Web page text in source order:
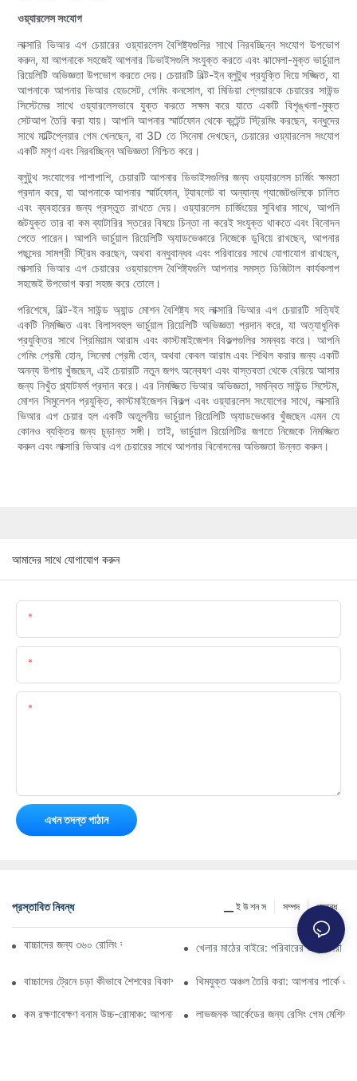
ওয়্যারলেস সংযোগ
লাক্সারি ভিআর এগ চেয়ারের ওয়্যারলেস বৈশিষ্ট্যগুলির সাথে নিরবচ্ছিন্ন সংযোগ উপভোগ
করুন, যা আপনাকে সহজেই আপনার ডিভাইসগুলি সংযুক্ত করতে এবং ঝামেলা-মুক্ত ভার্চুয়াল
রিয়েলিটি অভিজ্ঞতা উপভোগ করতে দেয়। চেয়ারটি বিল্ট-ইন ব্লুটুথ প্রযুক্তি দিয়ে সজ্জিত, যা
আপনাকে আপনার ভিআর হেডসেট, গেমিং কনসোল, বা মিডিয়া প্লেয়ারকে চেয়ারের সাউন্ড
সিস্টেমের সাথে ওয়্যারলেসভাবে যুক্ত করতে সক্ষম করে যাতে একটি বিশৃঙ্খলা-মুক্ত
সেটআপ তৈরি করা যায়। আপনি আপনার স্মার্টফোন থেকে কন্টেন্ট স্ট্রিমিং করছেন, বন্ধুদের
সাথে মাল্টিপ্লেয়ার গেম খেলছেন, বা 3D তে সিনেমা দেখছেন, চেয়ারের ওয়্যারলেস সংযোগ
একটি মসৃণ এবং নিরবচ্ছিন্ন অভিজ্ঞতা নিশ্চিত করে।
ব্লুটুথ সংযোগের পাশাপাশি, চেয়ারটি আপনার ডিভাইসগুলির জন্য ওয়্যারলেস চার্জিং ক্ষমতা
প্রদান করে, যা আপনাকে আপনার স্মার্টফোন, ট্যাবলেট বা অন্যান্য গ্যাজেটগুলিকে চালিত
এবং ব্যবহারের জন্য প্রস্তুত রাখতে দেয়। ওয়্যারলেস চার্জিংয়ের সুবিধার সাথে, আপনি
জটযুক্ত তার বা কম ব্যাটারির স্তরের বিষয়ে চিন্তা না করেই সংযুক্ত থাকতে এবং বিনোদন
পেতে পারেন। আপনি ভার্চুয়াল রিয়েলিটি অ্যাডভেঞ্চারে নিজেকে ডুবিয়ে রাখছেন, আপনার
পছন্দের সামগ্রী স্ট্রিম করছেন, অথবা বন্ধুবান্ধব এবং পরিবারের সাথে যোগাযোগ রাখছেন,
লাক্সারি ভিআর এগ চেয়ারের ওয়্যারলেস বৈশিষ্ট্যগুলি আপনার সমস্ত ডিজিটাল কার্যকলাপ
সহজেই উপভোগ করা সহজ করে তোলে।
পরিশেষে, বিল্ট-ইন সাউন্ড অ্যান্ড মোশন বৈশিষ্ট্য সহ লাক্সারি ভিআর এগ চেয়ারটি সত্যিই
একটি নিমজ্জিত এবং বিলাসবহুল ভার্চুয়াল রিয়েলিটি অভিজ্ঞতা প্রদান করে, যা অত্যাধুনিক
প্রযুক্তির সাথে প্রিমিয়াম আরাম এবং কাস্টমাইজেশন বিকল্পগুলির সমন্বয় করে। আপনি
গেমিং প্রেমী হোন, সিনেমা প্রেমী হোন, অথবা কেবল আরাম এবং শিথিল করার জন্য একটি
অনন্য উপায় খুঁজছেন, এই চেয়ারটি নতুন জগৎ অন্বেষণ এবং বাস্তবতা থেকে বেরিয়ে আসার
জন্য নিখুঁত প্ল্যাটফর্ম প্রদান করে। এর নিমজ্জিত ভিআর অভিজ্ঞতা, সমন্বিত সাউন্ড সিস্টেম,
মোশন সিমুলেশন প্রযুক্তি, কাস্টমাইজেশন বিকল্প এবং ওয়্যারলেস সংযোগের সাথে, লাক্সারি
ভিআর এগ চেয়ার হল একটি অতুলনীয় ভার্চুয়াল রিয়েলিটি অ্যাডভেঞ্চার খুঁজছেন এমন যে
কোনও ব্যক্তির জন্য চূড়ান্ত সঙ্গী। তাই, ভার্চুয়াল রিয়েলিটির জগতে নিজেকে নিমজ্জিত
করুন এবং লাক্সারি ভিআর এগ চেয়ারের সাথে আপনার বিনোদনের অভিজ্ঞতা উন্নত করুন।
আমাদের সাথে যোগাযোগ করুন
এখন তদন্ত পাঠান
প্রস্তাবিত নিবন্ধ প্রবন্ধ
সম্পদ
▁ ই উ শন স
বাচ্চাদের জন্য ৩৬০ রোলিং বাম্পার গাড়ির চূড়ান্ত নির্দেশিকাখেলার মাঠের বাইরে: পরিবারের জন্য সেরা
বাচ্চাদের ট্রেনে চড়া কীভাবে শৈশবের বিকাশকে ত্বরান্বিত করেথিমযুক্ত অঞ্চল তৈরি করা: আপনার পার্কে
কম রক্ষণাবেক্ষণ বনাম উচ্চ-রোমাঞ্চ: আপনার ব্যবসার জন্য বৈদ্যুতিক কার্ট নির্বাচন করা
লাভজনক আর্কেডের জন্য রেসিং গেম মেশিন